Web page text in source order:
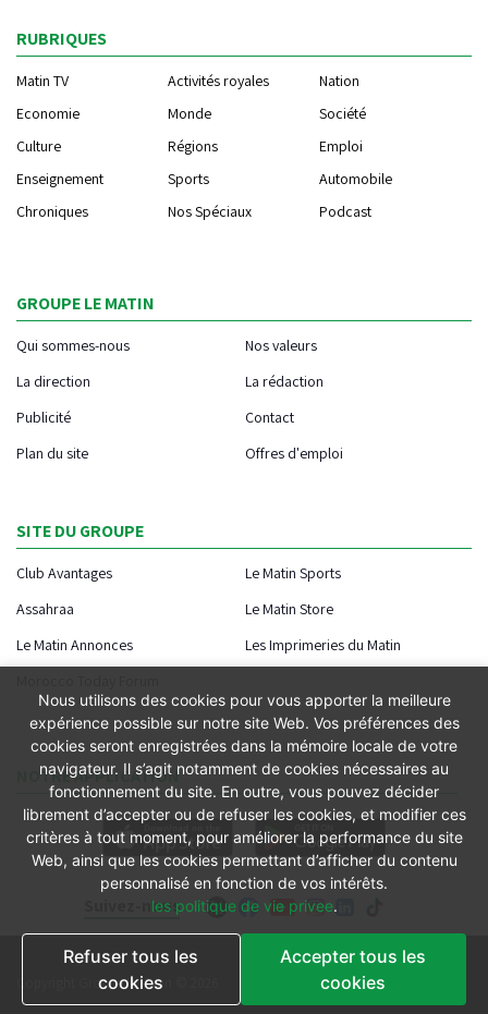
Suivez-nous
RUBRIQUES
Matin TV Activités royales
Nation
Economie
Monde
Société
Culture
Régions
Emploi
Enseignement
Sports
Automobile
Chroniques
Nos Spéciaux Podcast
GROUPE LE MATIN
Qui sommes-nous
Nos valeurs
La direction
La rédaction
Publicité
Contact
Plan du site
Offres d'emploi
SITE DU GROUPE
Club Avantages
Le Matin Sports
Assahraa
Le Matin Store
Le Matin Annonces
Les Imprimeries du Matin
NOTRE APPLICATION
Copyright Groupe le Matin © 2026
Conditions générales
Conditions de vente
Nous utilisons des cookies pour vous apporter la meilleure
expérience possible sur notre site Web. Vos préférences des
cookies seront enregistrées dans la mémoire locale de votre
navigateur. Il s’agit notamment de cookies nécessaires au
fonctionnement du site. En outre, vous pouvez décider
librement d’accepter ou de refuser les cookies, et modifier ces
critères à tout moment, pour améliorer la performance du site
Web, ainsi que les cookies permettant d’afficher du contenu
personnalisé en fonction de vos intérêts.
les politique de vie privee.
Refuser tous les
cookies
Accepter tous les
cookies